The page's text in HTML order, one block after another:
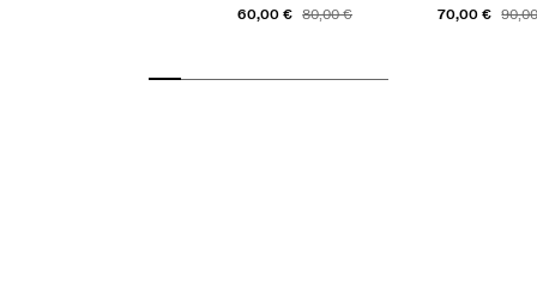
60,00 € 80,00 € 70,00 €